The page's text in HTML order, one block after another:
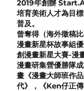
2019年創辦
培育美術人才為目
普及。
曾奪得（海外徵稿
漫畫新星杯故事組
創漫畫新星大賽-漫
漫畫研集營優勝隊
畫《漫畫大師班作
代》，《Ken仔正傳